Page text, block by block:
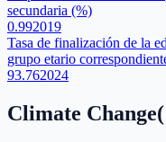
secundaria (%)
0.992019
Tasa de finalización de la
grupo etario
93.762024
Climate Change(